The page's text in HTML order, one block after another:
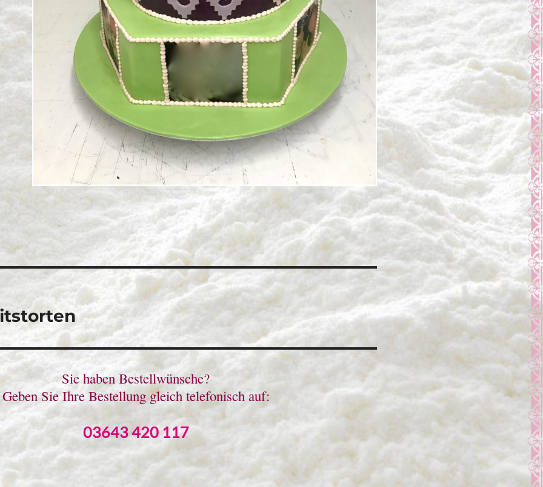
Sie haben Bestellwünsche?
Geben Sie Ihre Bestellung gleich telefonisch auf:
03643 420 117